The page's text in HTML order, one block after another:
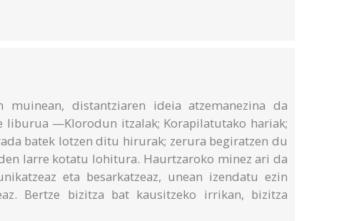
distantziaren ideia atzemanezina da
liburua —Klorodun itzalak; Korapilatutako hariak;
batek lotzen ditu hirurak; zerura begiratzen du
larre kotatu lohitura. Haurtzaroko minez ari da
eta besarkatzeaz, unean izendatu ezin
Bertze bizitza bat kausitzeko irrikan, bizitza